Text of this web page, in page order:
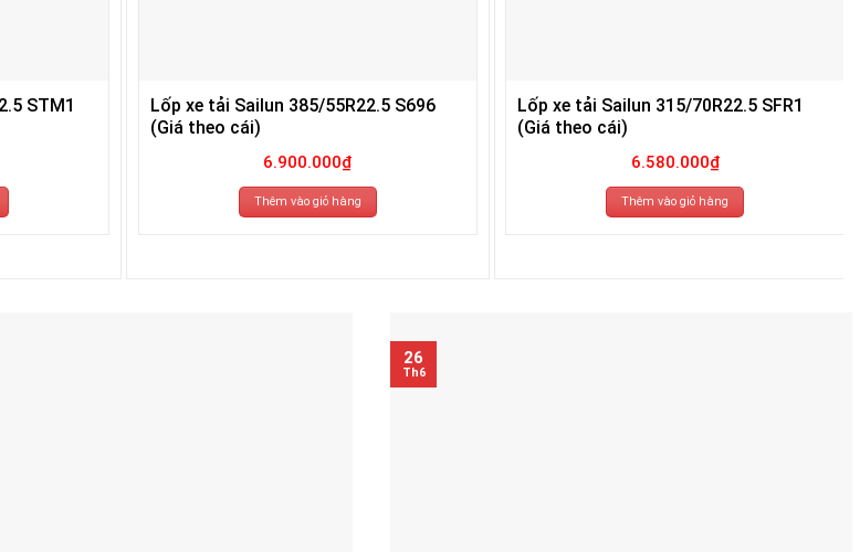
STM1
Lốp xe tải Sailun 385/55R22.5 S696
(Giá theo cái)
6.900.000₫
Thêm vào giỏ hàng
Lốp xe tải Sailun 315/70R22.5 SFR1
(Giá theo cái)
6.580.000₫
Thêm vào giỏ hàng
26
Th6